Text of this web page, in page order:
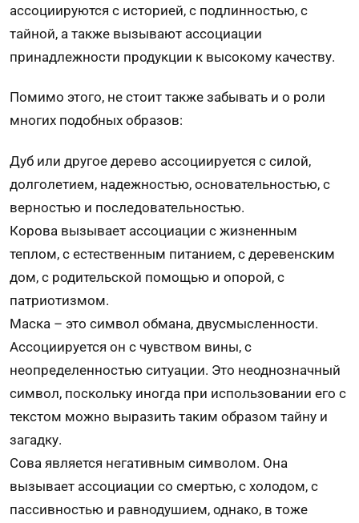
ассоциируются с историей, с подлинностью, с
тайной, а также вызывают ассоциации
принадлежности продукции к высокому качеству.
Помимо этого, не стоит также забывать и о роли
многих подобных образов:
Дуб или другое дерево ассоциируется с силой,
долголетием, надежностью, основательностью, с
верностью и последовательностью.
Корова вызывает ассоциации с жизненным
теплом, с естественным питанием, с деревенским
дом, с родительской помощью и опорой, с
патриотизмом.
Маска – это символ обмана, двусмысленности.
Ассоциируется он с чувством вины, с
неопределенностью ситуации. Это неоднозначный
символ, поскольку иногда при использовании его с
текстом можно выразить таким образом тайну и
загадку.
Сова является негативным символом. Она
вызывает ассоциации со смертью, с холодом, с
пассивностью и равнодушием, однако, в тоже